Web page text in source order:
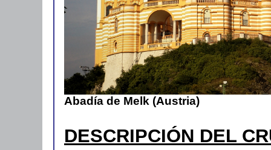
Abadía de Melk (Austria)
DESCRIPCIÓN DEL